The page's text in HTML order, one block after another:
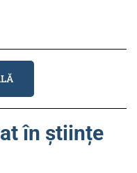
în științe